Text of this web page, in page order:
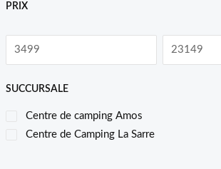
PRIX
SUCCURSALE
Centre de camping Amos
Centre de Camping La Sarre